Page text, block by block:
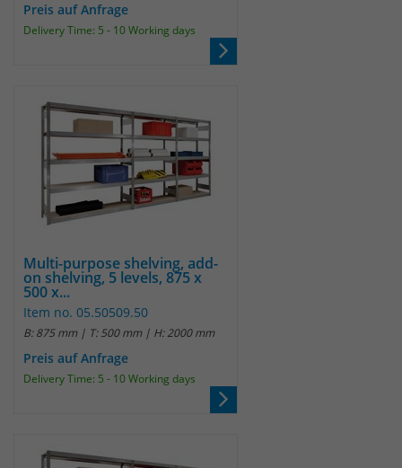
Preis auf Anfrage
Delivery Time: 5 - 10 Working days
Multi-purpose shelving, add-
on shelving, 5 levels, 875 x
500 x...
Item no. 05.50509.50
B: 875 mm | T: 500 mm | H: 2000 mm
Preis auf Anfrage
Delivery Time: 5 - 10 Working days